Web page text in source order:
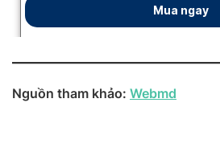
Nguồn tham khảo: Webmd